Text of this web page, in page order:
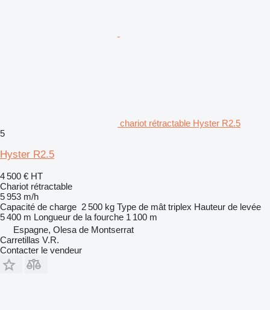
chariot rétractable Hyster R2.5
5
Hyster R2.5
4 500 € HT
Chariot rétractable
5 953 m/h
Capacité de charge 2 500 kg Type de mât triplex Hauteur de levée
5 400 m Longueur de la fourche 1 100 m
Espagne, Olesa de Montserrat
Carretillas V.R.
Contacter le vendeur